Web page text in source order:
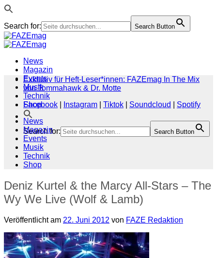
Search for: Search Button
Zum
Inhalt
News
Magazin
Events
Musik
Technik
Shop
Search for: Search Button
Exklusiv für Heft-Leser*innen: FAZEmag In The Mix
von Tommahawk & Dr. Motte
Facebook
Instagram Tiktok Soundcloud
Spotify
News
Magazin
Events
Musik
Technik
Shop
Deniz Kurtel & the Marcy All-Stars – The
Wy We Live (Wolf & Lamb)
Veröffentlicht am 22. Juni 2012 von FAZE Redaktion